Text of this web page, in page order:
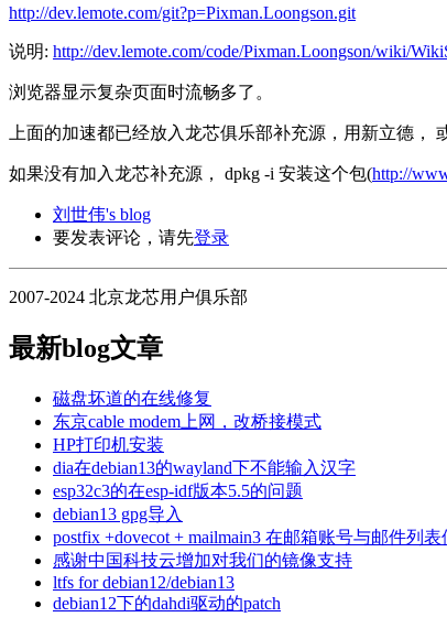
http://dev.lemote.com/git?p=Pixman.Loongson.git
说明: http://dev.lemote.com/code/Pixman.Loongson/wiki/
浏览器显示复杂页面时流畅多了。
上面的加速都已经放入龙芯俱乐部补充源，用新立德，
如果没有加入龙芯补充源， dpkg -i 安装这个包(http://
刘世伟's blog
要发表评论，请先登录
2007-2024 北京龙芯用户俱乐部
最新blog文章
磁盘坏道的在线修复
东京cable modem上网，改桥接模式
HP打印机安装
dia在debian13的wayland下不能输入汉字
esp32c3的在esp-idf版本5.5的问题
debian13 gpg导入
postfix +dovecot + mailmain3 在邮箱账号与邮件列
感谢中国科技云增加对我们的镜像支持
ltfs for debian12/debian13
debian12下的dahdi驱动的patch